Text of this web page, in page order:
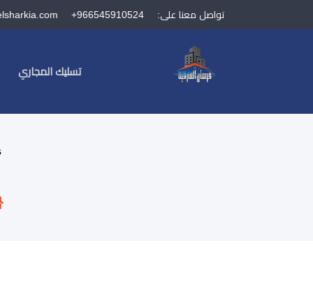
تواصل معنا على: +966545910524
تسليك المجاري